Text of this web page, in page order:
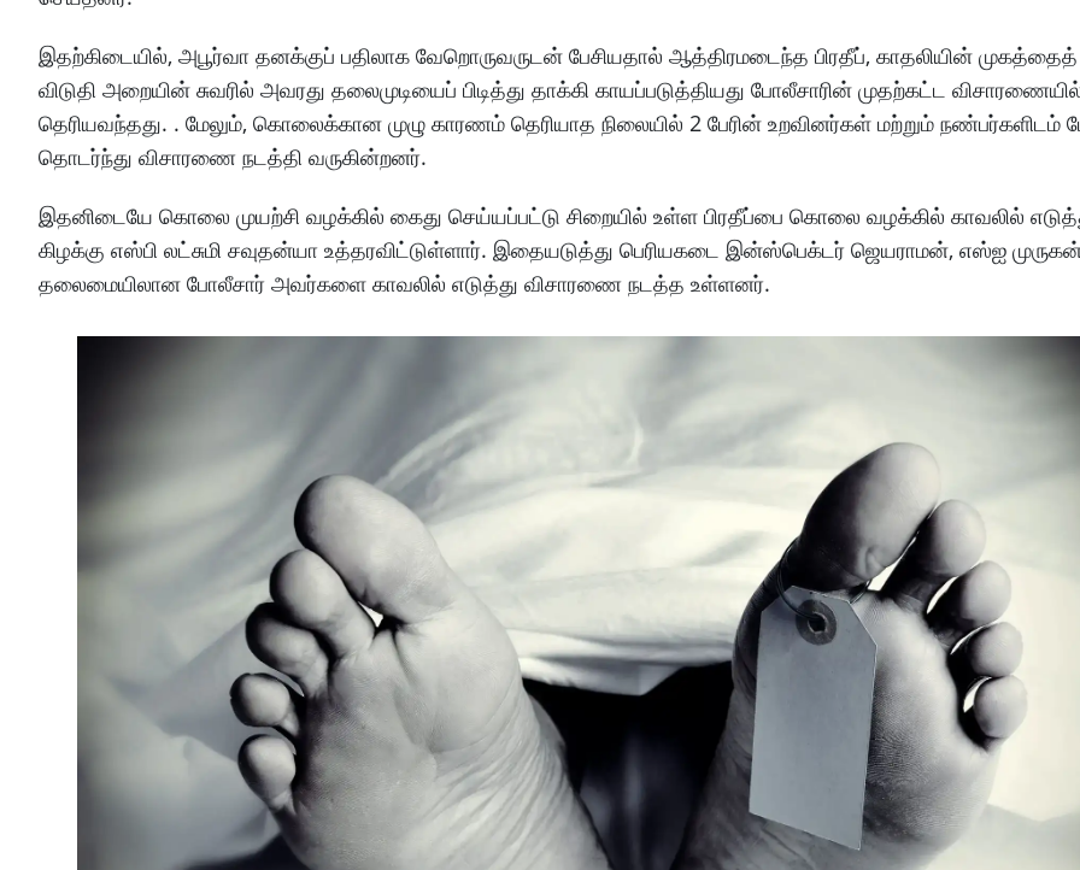
இதற்கிடையில், அபூர்வா தனக்குப் பதிலாக வேறொருவருடன் பேசியதால் ஆத்திரமடைந்த பிரதீப், காதலியின் முகத்தைத்
விடுதி அறையின் சுவரில் அவரது தலைமுடியைப் பிடித்து தாக்கி காயப்படுத்தியது போலீசாரின் முதற்கட்ட
தெரியவந்தது. . மேலும், கொலைக்கான முழு காரணம் தெரியாத நிலையில் 2 பேரின் உறவினர்கள் மற்றும் நண்பர்களிடம்
தொடர்ந்து விசாரணை நடத்தி வருகின்றனர்.
இதனிடையே கொலை முயற்சி வழக்கில் கைது செய்யப்பட்டு சிறையில் உள்ள பிரதீப்பை கொலை வழக்கில் காவலில்
கிழக்கு எஸ்பி லட்சுமி சவுதன்யா உத்தரவிட்டுள்ளார். இதையடுத்து பெரியகடை இன்ஸ்பெக்டர் ஜெயராமன், எஸ்ஐ
தலைமையிலான போலீசார் அவர்களை காவலில் எடுத்து விசாரணை நடத்த உள்ளனர்.